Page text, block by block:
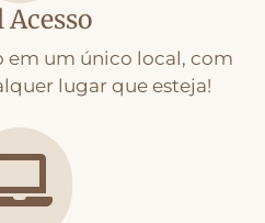
Acesso
em um único local, com
lugar que esteja!